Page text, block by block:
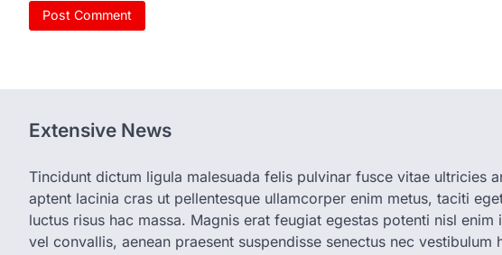
Extensive News
Tincidunt dictum ligula malesuada felis pulvinar fusce vitae ultricies
aptent lacinia cras ut pellentesque ullamcorper enim metus, taciti
luctus risus hac massa. Magnis erat feugiat egestas potenti nisl enim
vel convallis, aenean praesent suspendisse senectus nec vestibulum